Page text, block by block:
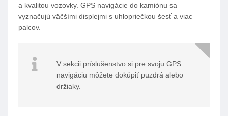
a kvalitou vozovky. GPS navigácie do kamiónu sa
vyznačujú väčšími displejmi s uhlopriečkou šesť a viac
palcov.
V sekcii príslušenstvo si pre svoju GPS
navigáciu môžete dokúpiť puzdrá alebo
držiaky.